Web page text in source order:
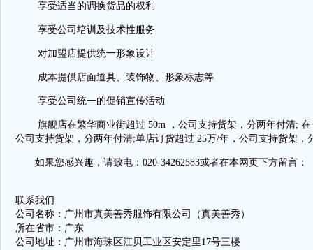
享受适当的调换货品的权利
享受公司培训及技术性服务
对加盟店提供统一形象设计
成本提供店面道具、装饰物、形象标志等
享受公司统一的促销宣传活动
旗舰店在繁华商业街超过 50m ，公司支持货架，分两年付清; 在
公司支持货架，分两年付清;单店订货超过 25万/年，公司支持货架，
如果您感兴趣，请致电：020-34262583或者在本网页下方留言：
联系我们
公司名称：广州市真美善秀服饰有限公司（真美善秀）
所在省市：广东
公司地址：广州市海珠区江贝工业区安定里17号三楼